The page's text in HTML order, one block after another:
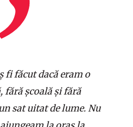
fi făcut dacă eram o
fără școală și fără
sat uitat de lume. Nu